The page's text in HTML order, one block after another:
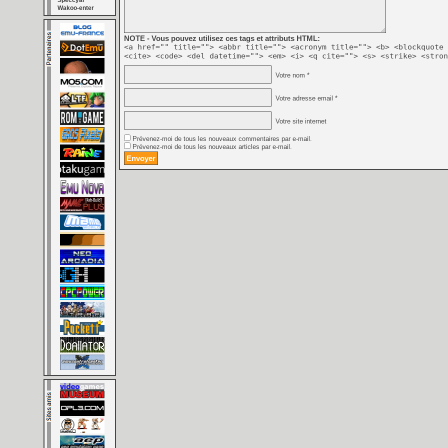
[Mo5] Deux inédits du
[GK] Le beat'em up The
[GK] Endless Legend 2 :
[LS] [PS5] Le WebKit
[GK] Oubliez Crazy Taxi,
[LS] [Switch] NSZ 5.0.0
[GK] No More Room in
[GK] Un chatbot Atelier
Wakoo-enter
NOTE - Vous pouvez utilisez ces tags et attributs HTML:
<a href="" title=""> <abbr title=""> <acronym title=""> <b> <blockquote
<cite> <code> <del datetime=""> <em> <i> <q cite=""> <s> <strike>
Votre nom *
Votre adresse email *
Votre site internet
Prévenez-moi de tous les nouveaux commentaires par e-mail.
Prévenez-moi de tous les nouveaux articles par e-mail.